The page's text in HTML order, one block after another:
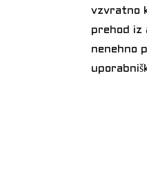
vzvratno
prehod iz
nenehno